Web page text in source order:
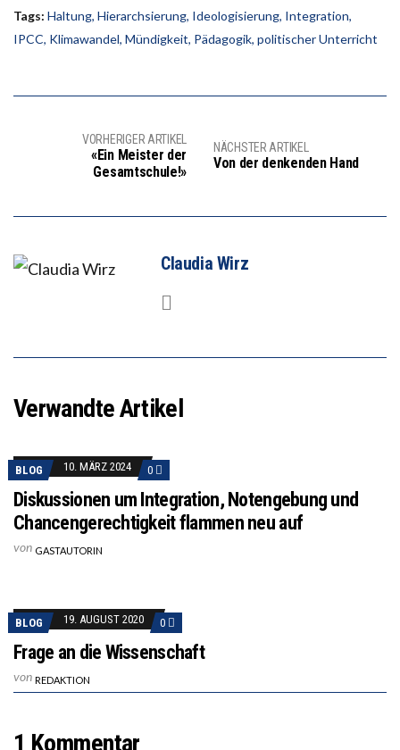
Tags: Haltung, Hierarchsierung, Ideologisierung, Integration,
IPCC, Klimawandel, Mündigkeit, Pädagogik, politischer Unterricht
VORHERIGER ARTIKEL
«Ein Meister der
Gesamtschule!»
NÄCHSTER ARTIKEL
Von der denkenden Hand
Claudia Wirz
Verwandte Artikel
BLOG 10. MÄRZ 2024 0
Diskussionen um Integration, Notengebung und
Chancengerechtigkeit flammen neu auf
von GASTAUTORIN
BLOG 19. AUGUST 2020 0
Frage an die Wissenschaft
von REDAKTION
1 Kommentar